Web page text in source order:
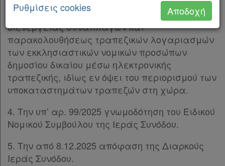
Νομολογία
Kodiko
Forum
Αναζήτηση
Κ.Α.Δ.
Διακρατικές
Συμφωνίες
Ελλάδας
3. Την αντικειμενική ανάγκη θεσπίσεως
διενεργείας συναλλαγών και
παρακολουθήσεως τραπεζικών λογαριασμών
των εκκλησιαστικών νομικών προσώπων
δημοσίου δικαίου μέσω ηλεκτρονικής
τραπεζικής, ιδίως εν όψει του περιορισμού των
υποκαταστημάτων τραπεζών στη χώρα.
4. Την υπ’ αρ. 99/2025 γνωμοδότηση του Ειδικού
Νομικού Συμβούλου της Ιεράς Συνόδου.
5. Την από 8.12.2025 απόφαση της Διαρκούς
Ιεράς Συνόδου.
Ρυθμίσεις cookies Αποδοχή